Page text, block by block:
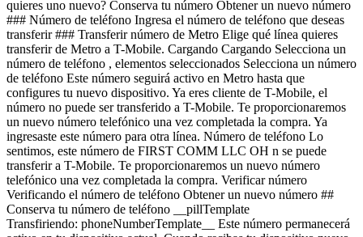
quieres uno nuevo? Conserva tu número Obtener un nuevo número
### Número de teléfono Ingresa el número de teléfono que deseas
transferir ### Transferir número de Metro Elige qué línea quieres
transferir de Metro a T-Mobile. Cargando Cargando Selecciona un número de teléfono , elementos seleccionados Selecciona un número de teléfono Este número seguirá activo en Metro hasta que configures tu nuevo dispositivo. Ya eres cliente de T-Mobile, el número no puede ser transferido a T-Mobile. Te proporcionaremos un nuevo número telefónico una vez completada la compra. Ya ingresaste este número para otra línea. Número de teléfono Lo sentimos, este número de FIRST COMM LLC OH n se puede transferir a T-Mobile. Te proporcionaremos un nuevo número telefónico una vez completada la compra. Verificar número Verificando el número de teléfono Obtener un nuevo número ## Conserva tu número de teléfono __pillTemplate Transfiriendo: phoneNumberTemplate__ Este número permanecerá activo en tu dispositivo actual. Cuando recibas tu dispositivo nuevo, llámanos para transferir el número a T-Mobile. Este número permanecerá activo en tu dispositivo actual. Tu experto de servicio móvil te ayudará a transferir tu número a T-Mobile. ### Número de teléfono __pillTemplate__ __Este número es elegible: phoneNumberTemplate__ Este número permanecerá activo en tu proveedor actual hasta que configures tu nuevo dispositivo. ### Obtener un número nuevo Editar ### Dispositivo de intercambio elegible Tu dispositivo de intercambio marketingName firstName Numerodetelefono __Estado del dispositivo__ selectedDeviceCondition Crédito único por intercambio estimado: $oneTimeCredit En deviceCondition estado ## Saldo pendiente del intercambio: $__installmentBalance__ Esta cantidad se debe pagar antes de completar tu pedido. La cantidad restante se agregará a tu carrito. ### Intercambiar dispositivo Intercambia tu dispositivo y ahorra, según su estado y modelo. ¿Tienes un dispositivo dañado? Es posible que seas elegible para una promoción. Obtén un estimado de intercambio Omitir intercambio ### Omitir intercambio Al no entregar tu dispositivo usado, tu pago mensual por el dispositivo ahora es price Agrega un intercambio y llévate este dispositivo por solo discountPrice # ¿Deseas realizar un intercambio? currentDevice firstName msisdn Obtén un estimado de intercambio Omitir intercambio Editar ## Dispositivo de intercambio elegible Tu dispositivo de intercambio marketingName firstName Numerodetelefono __Estado del dispositivo__ selectedDeviceCondition Crédito único por intercambio estimado: $oneTimeCredit __Crédito único por intercambio estimado: $oneTimeCredit__ En deviceCondition estado ## Saldo pendiente del intercambio: $__installmentBalance__ Esta cantidad se debe pagar antes de completar tu pedido. La cantidad restante se agregará a tu carrito. ## Se omitió el intercambio ## Elige un dispositivo de intercambio Elige un dispositivo de intercambio Omitir intercambio Editar Confirma tu dispositivo de intercambio Tu dispositivo de intercambio marketingName firstName Numerodetelefono Para continuar, necesitamos más información para verificar tu intercambio. Llama al 1-800-T-MOBILE o marca 611 en tu teléfono T-Mobile. Verificar condiciones de intercambio Omitir intercambio Editar ### Promoción __Aplicado__ Por cuenta nuestra con una nueva línea para tablet __Ahorros promocionales recurrentes: $169.99__ Crédito de $7.09 más de 24 meses Si se cancela antes de los 24 créditos, los créditos se suspenderán y es posible que deba pagarse el saldo del acuerdo de financiamiento requerido; Contáctanos. Solo para clientes elegibles, más impuestos. Ver detalles de la promoción [](https://es.t-mobile.com) __Protección para teléfono__ Agrega protección sin preocupaciones a tu nuevo teléfono. Mostrar protección del dispositivo para Virginia Al 75 % de las personas se les ha roto, perdido o les han robado el teléfono. Assurant, 2026 cargando plan cargando plan Recomendados Los más populares ## Protección básica para dispositivos Es posible que se apliquen impuestos al costo mensual. Se renueva cada mes hasta su cancelación. Se puede cancelar en cualquier momento en la app T-Life. Solo lo indispensable. Nuestro __plan básico__ incluye: - ![](https://es.t-mobile.com/content/dam/digx/tmobile/us/en/device-protection/security.svg)Reemplazo por pérdida, robo o daño accidental - ![](https://es.t-mobile.com/content/dam/digx/tmobile/us/en/device-protection/mobile.svg)Reparaciones de pantallas rotas - ![](https://es.t-mobile.com/content/dam/digx/tmobile/us/en/device-protection/wrench-filled.svg)Cobertura en caso de falla mecánica y eléctrica Ve más beneficios ## Protección básica para dispositivos por Solo lo indispensable. Nuestro __plan básico__ incluye: - ![](https://es.t-mobile.com/content/dam/digx/tmobile/us/en/device-protection/security.svg)Reemplazo por pérdida, robo o daño accidental - ![](https://es.t-mobile.com/content/dam/digx/tmobile/us/en/device-protection/mobile.svg)Reparaciones de pantallas rotas - ![](https://es.t-mobile.com/content/dam/digx/tmobile/us/en/device-protection/wrench-filled.svg)Cobertura en caso de falla mecánica y eléctrica Ve más beneficios Es posible que se apliquen impuestos al costo mensual. Se renueva cada mes hasta su cancelación. Se puede cancelar en cualquier momento en la app T-Life. ## Protección básica para dispositivos por Solo lo indispensable. Nuestro __plan básico__ incluye: - ![](https://es.t-mobile.com/content/dam/digx/tmobile/us/en/device-protection/security.svg)Reemplazo por pérdida, robo o daño accidental - ![](https://es.t-mobile.com/content/dam/digx/tmobile/us/en/device-protection/mobile.svg)Reparaciones de pantallas rotas - ![](https://es.t-mobile.com/content/dam/digx/tmobile/us/en/device-protection/wrench-filled.svg)Cobertura en caso de falla mecánica y eléctrica Ve más beneficios Es posible que se apliquen impuestos al costo mensual. Se renueva cada mes hasta su cancelación. Se puede cancelar en cualquier momento en la app T-Life. Elige Recomendados Los más populares ## Protección de dispositivo con seguro ​​​​​​​A partir del 1 de abril, algunos planes tendrán cargos más bajos y un cambio de precio de $1. Más información en [mytmoclaim.com/update](http://mytmoclaim.com/update "http://mytmoclaim.com/update"). Es posible que se apliquen impuestos al costo mensual. Se renueva cada mes hasta su cancelación. Se puede cancelar en cualquier momento en la app T-Life. Solo lo indispensable. Nuestro __plan básico__ incluye: - ![](https://es.t-mobile.com/content/dam/digx/tmobile/us/en/device-protection/security.svg)Reemplazo por pérdida y robo - ![](https://es.t-mobile.com/content/dam/digx/tmobile/us/en/device-protection/icon-refresh-filled.svg)Reclamaciones ilimitadas por daños accidentales - ![](https://es.t-mobile.com/content/dam/digx/tmobile/us/en/device-protection/mobile-check.svg)$0 en reparaciones por pantallas frontales rotas Ve más beneficios ## Protección de dispositivo con seguro por Solo lo indispensable. Nuestro __plan básico__ incluye: - ![](https://es.t-mobile.com/content/dam/digx/tmobile/us/en/device-protection/security.svg)Reemplazo por pérdida y robo - ![](https://es.t-mobile.com/content/dam/digx/tmobile/us/en/device-protection/icon-refresh-filled.svg)Reclamaciones ilimitadas por daños accidentales - ![](https://es.t-mobile.com/content/dam/digx/tmobile/us/en/device-protection/mobile-check.svg)$0 en reparaciones por pantallas frontales rotas Ve más beneficios ​​​​​​​A partir del 1 de abril, algunos planes tendrán cargos más bajos y un cambio de precio de $1. Más información en [mytmoclaim.com/update](http://mytmoclaim.com/update "http://mytmoclaim.com/update"). Es posible que se apliquen impuestos al costo mensual. Se renueva cada mes hasta su cancelación. Se puede cancelar en cualquier momento en la app T-Life. ## Protección de dispositivo con seguro por Solo lo indispensable. Nuestro __plan básico__ incluye: - ![](https://es.t-mobile.com/content/dam/digx/tmobile/us/en/device-protection/security.svg)Reemplazo por pérdida y robo - ![](https://es.t-mobile.com/content/dam/digx/tmobile/us/en/device-protection/icon-refresh-filled.svg)Reclamaciones ilimitadas por daños accidentales - ![](https://es.t-mobile.com/content/dam/digx/tmobile/us/en/device-protection/mobile-check.svg)$0 en reparaciones por pantallas frontales rotas Ve más beneficios ​​​​​​​A partir del 1 de abril, algunos planes tendrán cargos más bajos y un cambio de precio de $1. Más información en [mytmoclaim.com/update](http://mytmoclaim.com/update "http://mytmoclaim.com/update"). Es posible que se apliquen impuestos al costo mensual. Se renueva cada mes hasta su cancelación. Se puede cancelar en cualquier momento en la app T-Life. Elige Recomendados Los más populares ## Protection 360™️ Es posible que se apliquen impuestos al costo mensual. Se renueva cada mes hasta su cancelación. Se puede cancelar en cualquier momento en la app T-Life. Nuestro __plan más completo__ incluye: - ![](https://es.t-mobile.com/content/dam/digx/tmobile/us/en/device-protection/security.svg)Reemplazo por pérdida y robo - ![](https://es.t-mobile.com/content/dam/digx/tmobile/us/en/device-protection/icon-refresh-filled.svg)Reclamaciones ilimitadas por daños accidentales, incluidas pantallas dañadas - ![](https://es.t-mobile.com/content/dam/digx/tmobile/us/en/device-protection/mobile.svg)Reemplazos ilimitados para protectores de pantalla - ![](https://es.t-mobile.com/content/dam/digx/tmobile/us/en/device-protection/wrench-filled.svg)Cobertura en caso de falla mecánica y eléctrica Ve más beneficios ## Protection 360™️ por Nuestro __plan más completo__ incluye: - ![](https://es.t-mobile.com/content/dam/digx/tmobile/us/en/device-protection/security.svg)Reemplazo por pérdida y robo - ![](https://es.t-mobile.com/content/dam/digx/tmobile/us/en/device-protection/icon-refresh-filled.svg)Reclamaciones ilimitadas por daños accidentales, incluidas pantallas dañadas - ![](https://es.t-mobile.com/content/dam/digx/tmobile/us/en/device-protection/mobile.svg)Reemplazos ilimitados para protectores de pantalla - ![](http